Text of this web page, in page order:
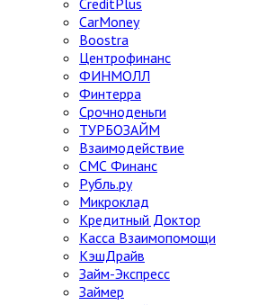
CreditPlus
CarMoney
Boostra
Центрофинанс
ФИНМОЛЛ
Финтерра
Срочноденьги
ТУРБОЗАЙМ
Взаимодействие
СМС Финанс
Рубль.ру
Микроклад
Кредитный Доктор
Касса Взаимопомощи
КэшДрайв
Займ-Экспресс
Займер